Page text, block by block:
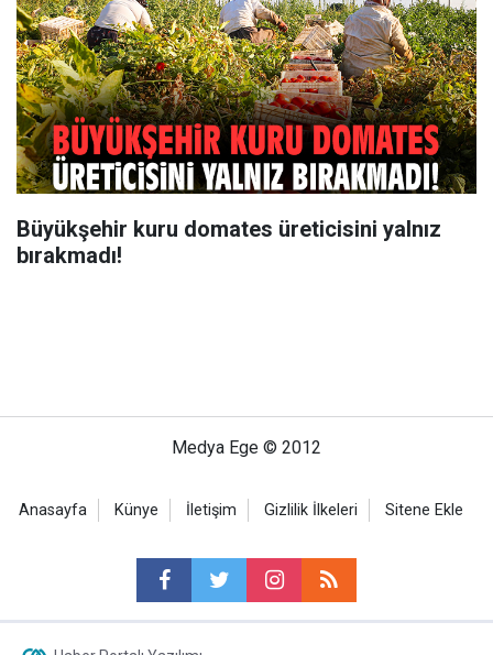
Büyükşehir kuru domates üreticisini yalnız
bırakmadı!
Medya Ege © 2012
Anasayfa Künye İletişim Gizlilik İlkeleri Sitene Ekle